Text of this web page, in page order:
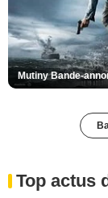
Mutiny Bande-
Top actus